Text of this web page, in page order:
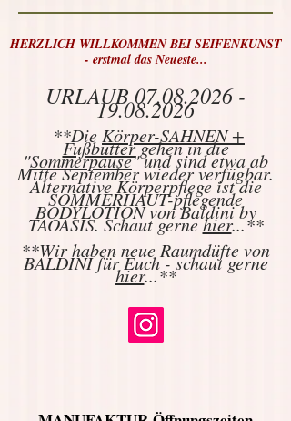
HERZLICH WILLKOMMEN BEI SEIFENKUNST
- erstmal das Neueste...
URLAUB07.08.2026 -
19.08.2026
**Die Körper-SAHNEN +
Fußbuttergehen in die
"Sommerpause" und sind etwa ab
Mitte September wieder verfügbar.
Alternative Körperpflege ist die
SOMMERHAUT-pflegende
BODYLOTION von Baldini by
TAOASIS. Schaut gernehier...**
**Wir haben neue Raumdüfte von
BALDINI für Euch - schaut gerne
hier...**